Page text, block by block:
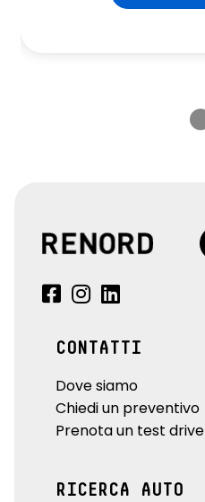
CONTATTI
Dove siamo
Chiedi un preventivo
Prenota un test drive
RICERCA AUTO